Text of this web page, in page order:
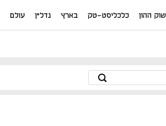
שוק ההון כלכליסט-טק בארץ נדל"ן עולם